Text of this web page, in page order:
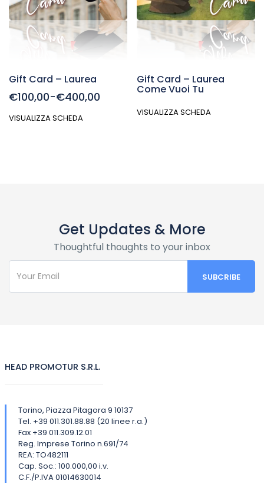
Gift Card – Laurea
€100,00-€400,00
VISUALIZZA SCHEDA
Gift Card – Laurea
Come Vuoi Tu
VISUALIZZA SCHEDA
Get Updates & More
Thoughtful thoughts to your inbox
HEAD PROMOTUR S.R.L.
Torino, Piazza Pitagora 9 10137
Tel. +39 011.301.88.88 (20 linee r.a.)
Fax +39 011.309.12.01
Reg. Imprese Torino n.691/74
REA: TO482111
Cap. Soc.: 100.000,00 i.v.
C.F./P.IVA 01014630014